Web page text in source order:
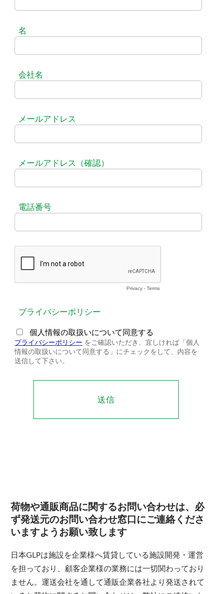
荷物や通販商品に関するお問い合わせは、必
ず発送元のお問い合わせ窓口にご連絡くださ
いますようお願い致します
日本GLPは施設を企業様へ賃貸している施設開発・運営
を担っており、顧客企業様の業務には一切関わっており
ません。運送会社を通して通販企業各社より発送されて